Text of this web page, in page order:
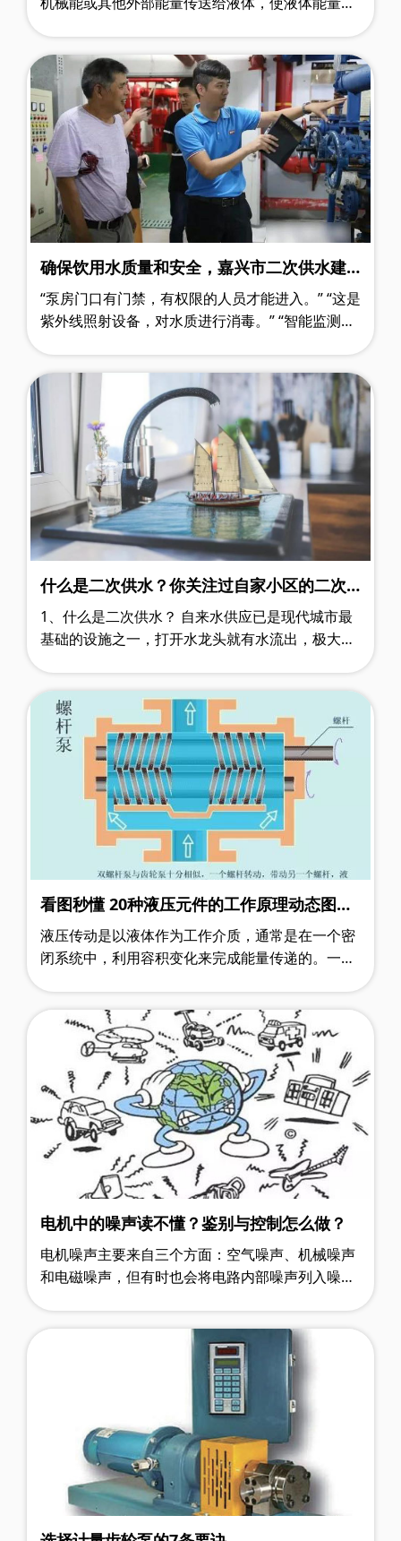
确保饮用水质量和安全，嘉兴市二次供水建
设有新标准了！
“泵房门口有门禁，有权限的人员才能进入。” “这是
紫外线照射设备，对水质进行消毒。” “智能监测设
什么是二次供水？你关注过自家小区的二次
供水吗?
1、什么是二次供水？ 自来水供应已是现代城市最
基础的设施之一，打开水龙头就有水流出，极大地
看图秒懂 20种液压元件的工作原理动态图第
二期
液压传动是以液体作为工作介质，通常是在一个密
闭系统中，利用容积变化来完成能量传递的。一个
电机中的噪声读不懂？鉴别与控制怎么做？
电机噪声主要来自三个方面：空气噪声、机械噪声
和电磁噪声，但有时也会将电路内部噪声列入噪声